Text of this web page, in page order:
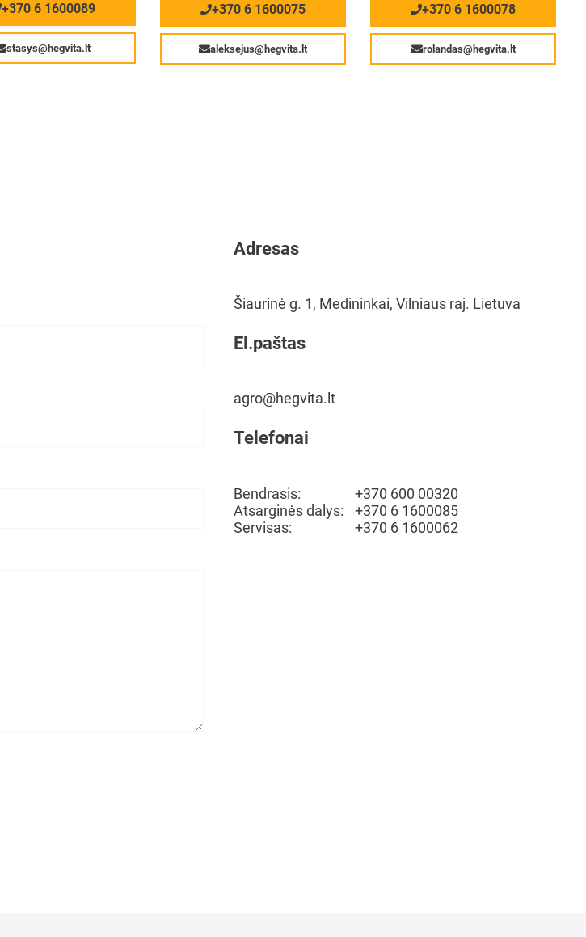
+370 6 1600089
stasys@hegvita.lt
+370 6 1600075
aleksejus@hegvita.lt
+370 6 1600078
rolandas@hegvita.lt
Adresas
Šiaurinė g. 1, Medininkai, Vilniaus raj. Lietuva
El.paštas
agro@hegvita.lt
Telefonai
Bendrasis:
+370 600 00320
Atsarginės dalys:
+370 6 1600085
Servisas:
+370 6 1600062